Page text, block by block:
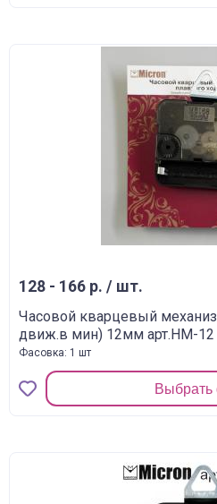
128 - 166 р. / шт.
Часовой кварцевый
движ.в мин) 12мм арт.HM-12
Фасовка: 1 шт
Выбрать